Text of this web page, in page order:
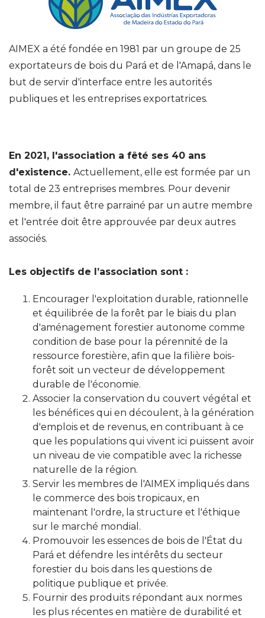
AIMEX a été fondée en 1981 par un groupe de 25
exportateurs de bois du Pará et de l'Amapá, dans le
but de servir d'interface entre les autorités
publiques et les entreprises exportatrices.
En 2021, l'association a fêté ses 40 ans
d'existence. Actuellement, elle est formée par un
total de 23 entreprises membres. Pour devenir
membre, il faut être parrainé par un autre membre
et l'entrée doit être approuvée par deux autres
associés.
Les objectifs de l’association sont :
Encourager l'exploitation durable, rationnelle
et équilibrée de la forêt par le biais du plan
d'aménagement forestier autonome comme
condition de base pour la pérennité de la
ressource forestière, afin que la filière bois-
forêt soit un vecteur de développement
durable de l'économie.
Associer la conservation du couvert végétal et
les bénéfices qui en découlent, à la génération
d'emplois et de revenus, en contribuant à ce
que les populations qui vivent ici puissent avoir
un niveau de vie compatible avec la richesse
naturelle de la région.
Servir les membres de l'AIMEX impliqués dans
le commerce des bois tropicaux, en
maintenant l'ordre, la structure et l'éthique
sur le marché mondial.
Promouvoir les essences de bois de l'État du
Pará et défendre les intérêts du secteur
forestier du bois dans les questions de
politique publique et privée.
Fournir des produits répondant aux normes
les plus récentes en matière de durabilité et